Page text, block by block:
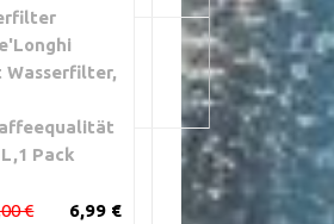
variabel
Pack
6,99 €
€